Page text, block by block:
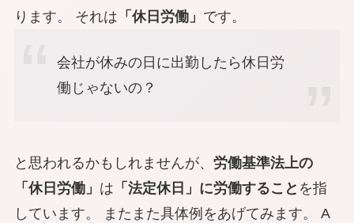
ります。 それは 「休日労働」 です。
会社が休みの日に出勤したら休日労
働じゃないの？
と思われるかもしれませんが、 労働基準法上の
「休日労働」 は 「法定休日」に労働すること を指
しています。 またまた具体例をあげてみます。 A